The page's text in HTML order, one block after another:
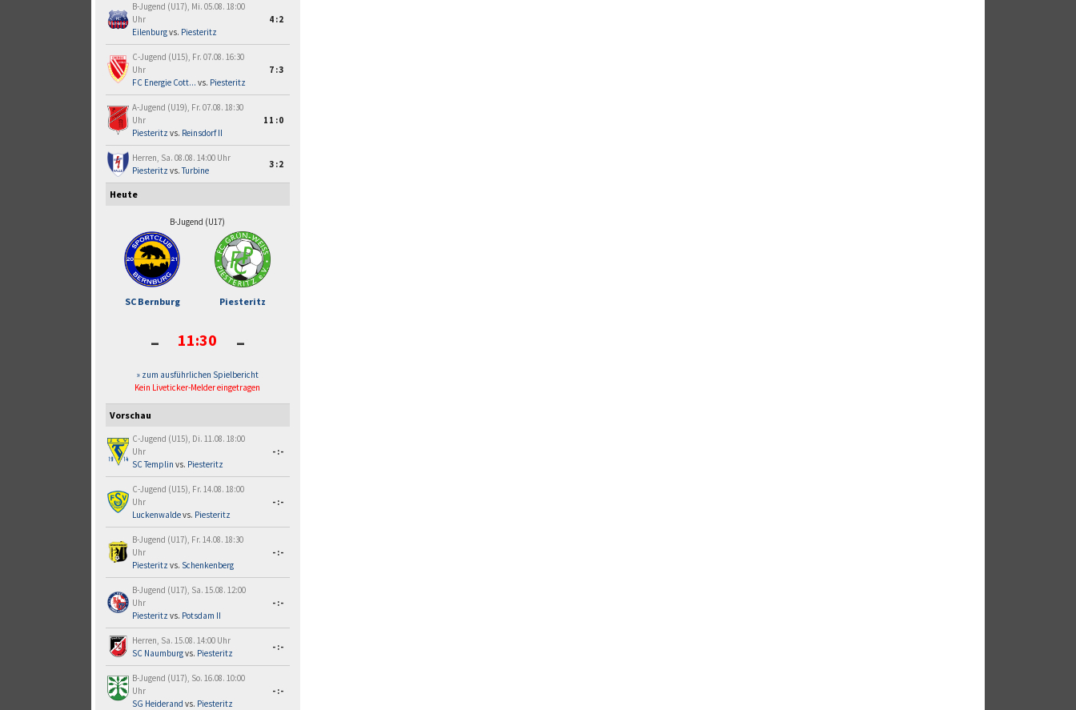
B-Jugend (U17), Mi. 05.08. 18:00
Uhr
Eilenburgvs. Piesteritz
4:2
C-Jugend (U15), Fr. 07.08. 16:30
Uhr
FC Energie Cott... vs. Piesteritz
7:3
A-Jugend (U19), Fr. 07.08. 18:30
Uhr
Piesteritz vs. Reinsdorf II
11:0
Herren, Sa. 08.08. 14:00 Uhr
Piesteritz vs.Turbine
3:2
Heute
B-Jugend (U17)
SC Bernburg Piesteritz
- 11:30 -
» zum ausführlichen Spielbericht
Kein Liveticker-Melder eingetragen
Vorschau
C-Jugend (U15), Di. 11.08. 18:00
Uhr
SC Templin vs. Piesteritz
-:-
C-Jugend (U15), Fr. 14.08. 18:00
Uhr
Luckenwaldevs. Piesteritz
-:-
B-Jugend (U17), Fr. 14.08. 18:30
Uhr
Piesteritz vs. Schenkenberg
-:-
B-Jugend (U17), Sa. 15.08. 12:00
Uhr
Piesteritz vs. Potsdam II
-:-
Herren, Sa. 15.08. 14:00 Uhr
SC Naumburgvs. Piesteritz
-:-
B-Jugend (U17), So. 16.08. 10:00
Uhr
SG Heiderand vs. Piesteritz
-:-